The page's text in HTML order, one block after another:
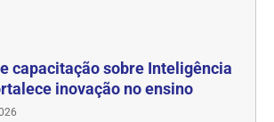
capacitação sobre Inteligência
inovação no ensino